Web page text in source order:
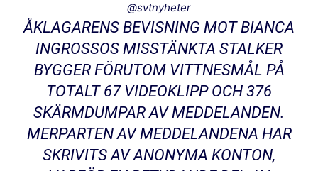
@svtnyheter
ÅKLAGARENS BEVISNING MOT BIANCA
INGROSSOS MISSTÄNKTA STALKER
BYGGER FÖRUTOM VITTNESMÅL PÅ
TOTALT 67 VIDEOKLIPP OCH 376
SKÄRMDUMPAR AV MEDDELANDEN.
MERPARTEN AV MEDDELANDENA HAR
SKRIVITS AV ANONYMA KONTON,